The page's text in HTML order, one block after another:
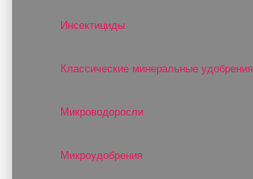
Инсектициды
Классические минеральные удобрения
Микроводоросли
Микроудобрения